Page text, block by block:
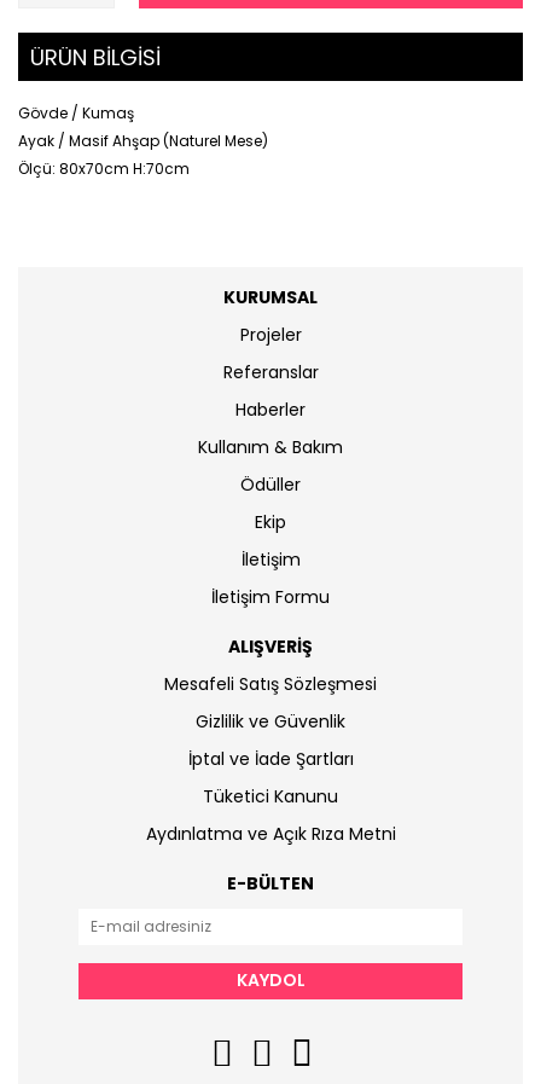
ÜRÜN BİLGİSİ
Gövde / Kumaş
Ayak / Masif Ahşap (Naturel Mese)
Ölçü: 80x70cm H:70cm
KURUMSAL
Projeler
Referanslar
Haberler
Kullanım & Bakım
Ödüller
Ekip
İletişim
İletişim Formu
ALIŞVERİŞ
Mesafeli Satış Sözleşmesi
Gizlilik ve Güvenlik
İptal ve İade Şartları
Tüketici Kanunu
Aydınlatma ve Açık Rıza Metni
E-BÜLTEN
KAYDOL